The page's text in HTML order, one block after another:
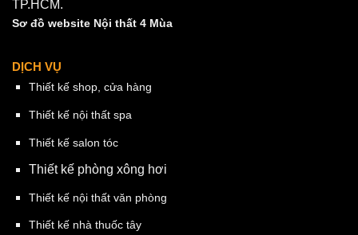
TP.HCM.
Sơ đồ website Nội thất 4 Mùa
DỊCH VỤ
Thiết kế shop, cửa hàng
Thiết kế nội thất spa
Thiết kế salon tóc
Thiết kế phòng xông hơi
Thiết kế nội thất văn phòng
Thiết kế nhà thuốc tây